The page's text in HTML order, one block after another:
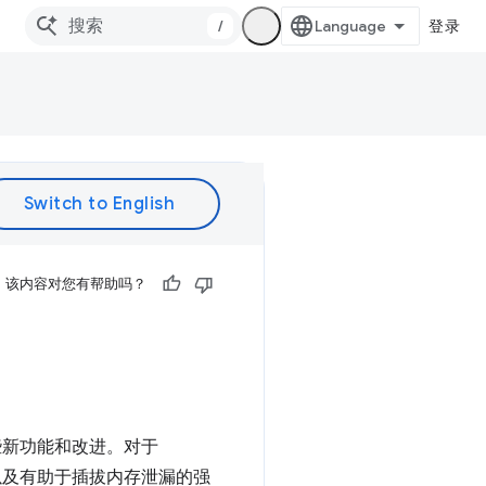
/ 登录
该内容对您有帮助吗？
功能和改进。对于
有助于插拔内存泄漏的强